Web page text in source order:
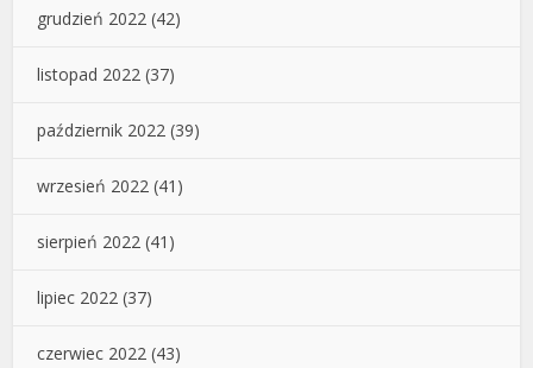
grudzień 2022 (42)
listopad 2022 (37)
październik 2022 (39)
wrzesień 2022 (41)
sierpień 2022 (41)
lipiec 2022 (37)
czerwiec 2022 (43)